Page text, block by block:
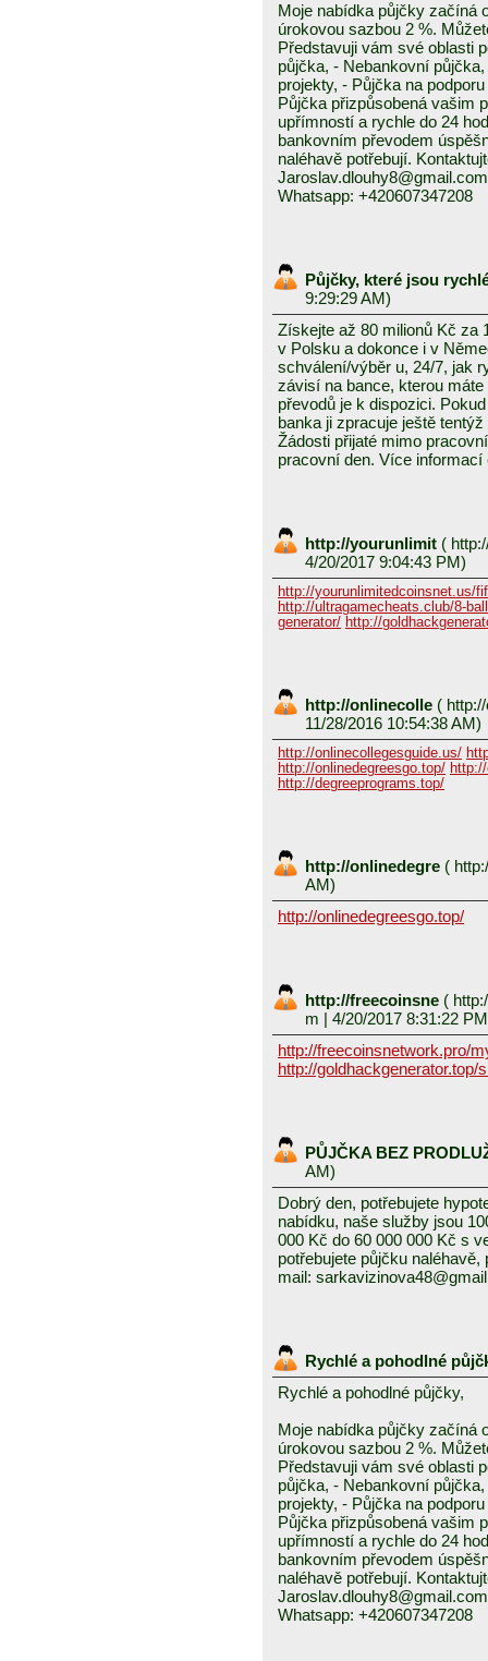
Moje nabídka půjčky začíná
úrokovou sazbou 2 %.
Představuji vám své oblasti
půjčka, - Nebankovní
projekty, - Půjčka na
Půjčka přizpůsobená vašim
upřímností a rychle do 24
bankovním převodem
naléhavě potřebují.
Jaroslav.dlouhy8@gmail.com
Whatsapp: +420607347208
Půjčky, které jsou
9:29:29 AM)
Získejte až 80 milionů Kč za
v Polsku a dokonce i v
schválení/výběr u, 24/7, jak
závisí na bance, kterou
převodů je k dispozici.
banka ji zpracuje ještě tentýž
Žádosti přijaté mimo
pracovní den. Více
http://yourunlimit (
4/20/2017 9:04:43 PM)
http://yourunlimitedcoinsnet.us/
http://ultragamecheats.club/8-
generator/ http://
http://onlinecolle (
11/28/2016 10:54:38 AM)
http://onlinecollegesguide.us/
http://onlinedegreesgo.top/
http://degreeprograms.top/
http://onlinedegre (
AM)
http://onlinedegreesgo.top/
http://freecoinsne (
m | 4/20/2017 8:31:22
http://freecoinsnetwork.pro/
http://
PŮJČKA BEZ
AM)
Dobrý den, potřebujete
nabídku, naše služby jsou
000 Kč do 60 000 000 Kč s
potřebujete půjčku
mail:
Rychlé a pohodlné
Rychlé a pohodlné půjčky,
Moje nabídka půjčky začíná
úrokovou sazbou 2 %.
Představuji vám své oblasti
půjčka, - Nebankovní
projekty, - Půjčka na
Půjčka přizpůsobená vašim
upřímností a rychle do 24
bankovním převodem
naléhavě potřebují.
Jaroslav.dlouhy8@gmail.com
Whatsapp: +420607347208